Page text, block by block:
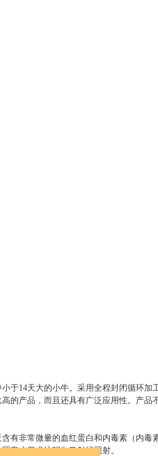
于14天大的小牛。采用全程封闭循环加
的产品，而且还具有广泛应用性。产品
有非常微量的血红蛋白和内毒素（内毒
客户要求惊醒伽马射线照射。